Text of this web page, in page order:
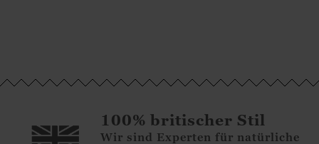
100% britischer Stil
Wir sind Experten für natürliche